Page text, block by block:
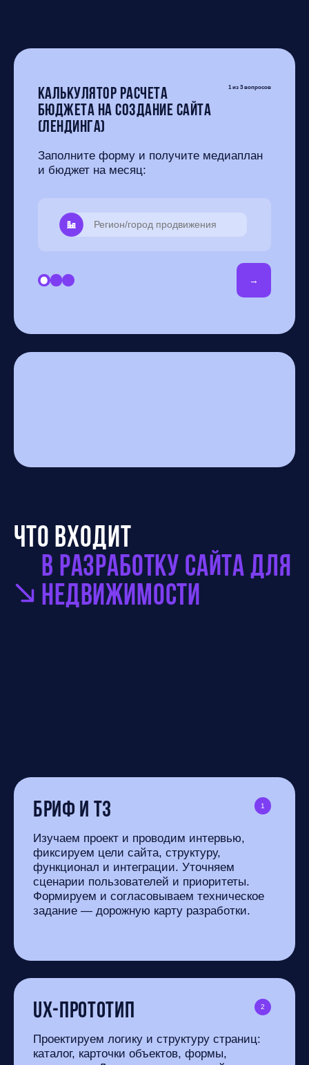
1из 3 вопросов
Калькулятор расчета
бюджета на создание сайта
(лендинга)
Заполните форму и получите медиаплан
и бюджет на месяц:
Что входит
в разработку сайта для
недвижимости
Бриф и ТЗ
Изучаем проект и проводим интервью,
фиксируем цели сайта, структуру,
функционал и интеграции. Уточняем
сценарии пользователей и приоритеты.
Формируем и согласовываем техническое
задание — дорожную карту разработки.
1
UX-прототип
Проектируем логику и структуру страниц:
каталог, карточки объектов, формы,
2